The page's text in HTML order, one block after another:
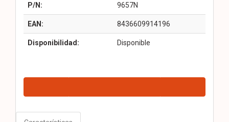
P/N: 9657N
EAN: 8436609914196
Disponibilidad: Disponible